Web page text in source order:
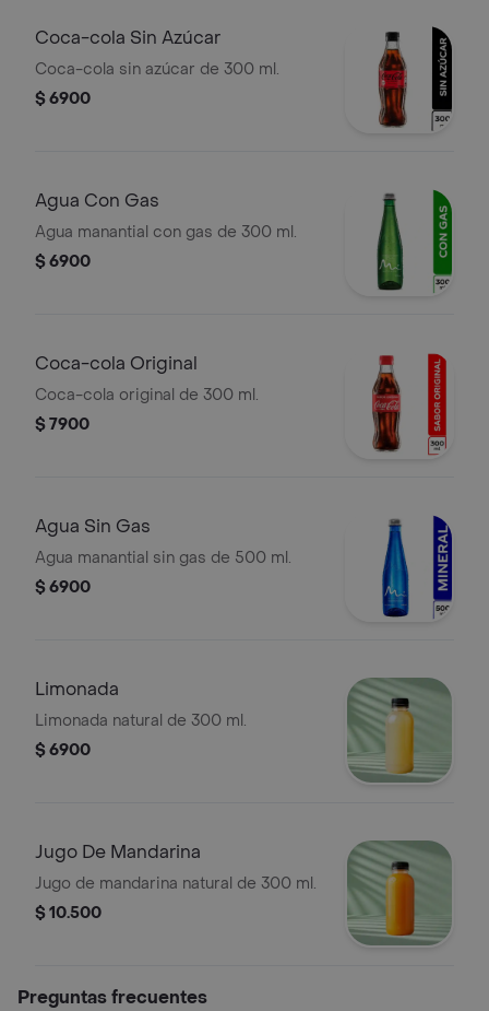
Coca-cola Sin Azúcar
Coca-cola sin azúcar de 300 ml.
$ 6900
Agua Con Gas
Agua manantial con gas de 300 ml.
$ 6900
Coca-cola Original
Coca-cola original de 300 ml.
$ 7900
Agua Sin Gas
Agua manantial sin gas de 500 ml.
$ 6900
Limonada
Limonada natural de 300 ml.
$ 6900
Jugo De Mandarina
Jugo de mandarina natural de 300 ml.
$ 10.500
Preguntas frecuentes